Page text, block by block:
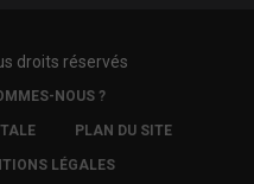
droits réservés
NOUS ?
PLAN DU SITE
LÉGALES